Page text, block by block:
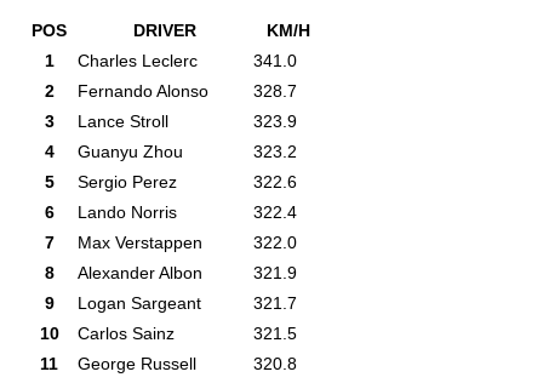
POS DRIVER
KM/H
1
Charles Leclerc
341.0
2
Fernando Alonso
328.7
3
Lance Stroll
323.9
4
Guanyu Zhou
323.2
5
Sergio Perez
322.6
6
Lando Norris
322.4
7
Max Verstappen
322.0
8
Alexander Albon
321.9
9
Logan Sargeant
321.7
10
Carlos Sainz
321.5
11
George Russell
320.8